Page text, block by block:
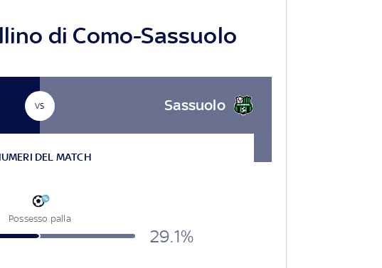
di Como-Sassuolo
VS Sassuolo
DEL MATCH
Possesso palla
29.1%